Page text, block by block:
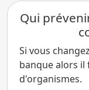
Qui
Si vous
banque alors
d'organismes.